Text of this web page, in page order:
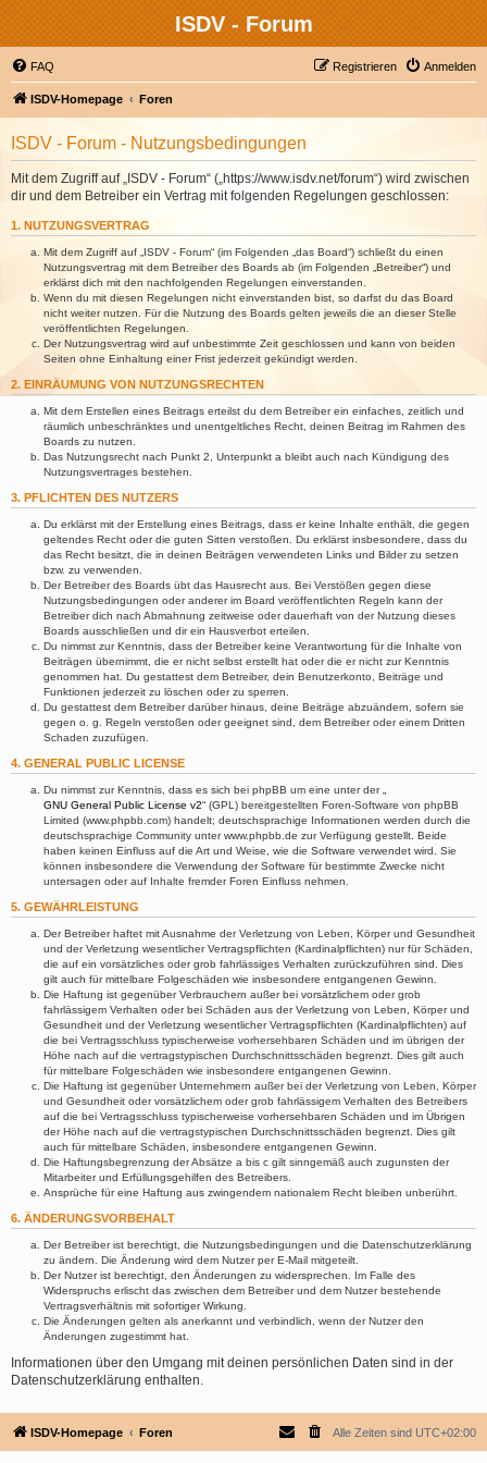
ISDV - Forum
FAQ Anmelden
Registrieren
ISDV-Homepage Foren
ISDV - Forum - Nutzungsbedingungen
Mit dem Zugriff auf „ISDV - Forum“ („https://www.isdv.net/forum“) wird zwischen
dir und dem Betreiber ein Vertrag mit folgenden Regelungen geschlossen:
1. NUTZUNGSVERTRAG
Mit dem Zugriff auf „ISDV - Forum“ (im Folgenden „das Board“) schließt du einen
Nutzungsvertrag mit dem Betreiber des Boards ab (im Folgenden „Betreiber“) und
erklärst dich mit den nachfolgenden Regelungen einverstanden.
Wenn du mit diesen Regelungen nicht einverstanden bist, so darfst du das Board
nicht weiter nutzen. Für die Nutzung des Boards gelten jeweils die an dieser Stelle
veröffentlichten Regelungen.
Der Nutzungsvertrag wird auf unbestimmte Zeit geschlossen und kann von beiden
Seiten ohne Einhaltung einer Frist jederzeit gekündigt werden.
2. EINRÄUMUNG VON NUTZUNGSRECHTEN
Mit dem Erstellen eines Beitrags erteilst du dem Betreiber ein einfaches, zeitlich und
räumlich unbeschränktes und unentgeltliches Recht, deinen Beitrag im Rahmen des
Boards zu nutzen.
Das Nutzungsrecht nach Punkt 2, Unterpunkt a bleibt auch nach Kündigung des
Nutzungsvertrages bestehen.
3. PFLICHTEN DES NUTZERS
Du erklärst mit der Erstellung eines Beitrags, dass er keine Inhalte enthält, die gegen
geltendes Recht oder die guten Sitten verstoßen. Du erklärst insbesondere, dass du
das Recht besitzt, die in deinen Beiträgen verwendeten Links und Bilder zu setzen
bzw. zu verwenden.
Der Betreiber des Boards übt das Hausrecht aus. Bei Verstößen gegen diese
Nutzungsbedingungen oder anderer im Board veröffentlichten Regeln kann der
Betreiber dich nach Abmahnung zeitweise oder dauerhaft von der Nutzung dieses
Boards ausschließen und dir ein Hausverbot erteilen.
Du nimmst zur Kenntnis, dass der Betreiber keine Verantwortung für die Inhalte von
Beiträgen übernimmt, die er nicht selbst erstellt hat oder die er nicht zur Kenntnis
genommen hat. Du gestattest dem Betreiber, dein Benutzerkonto, Beiträge und
Funktionen jederzeit zu löschen oder zu sperren.
Du gestattest dem Betreiber darüber hinaus, deine Beiträge abzuändern, sofern sie
gegen o. g. Regeln verstoßen oder geeignet sind, dem Betreiber oder einem Dritten
Schaden zuzufügen.
4. GENERAL PUBLIC LICENSE
Du nimmst zur Kenntnis, dass es sich bei phpBB um eine unter der „
GNU General Public License v2“ (GPL) bereitgestellten Foren-Software von phpBB
Limited (www.phpbb.com) handelt; deutschsprachige Informationen werden durch die
deutschsprachige Community unter www.phpbb.de zur Verfügung gestellt. Beide
haben keinen Einfluss auf die Art und Weise, wie die Software verwendet wird. Sie
können insbesondere die Verwendung der Software für bestimmte Zwecke nicht
untersagen oder auf Inhalte fremder Foren Einfluss nehmen.
5. GEWÄHRLEISTUNG
Der Betreiber haftet mit Ausnahme der Verletzung von Leben, Körper und Gesundheit
und der Verletzung wesentlicher Vertragspflichten (Kardinalpflichten) nur für Schäden,
die auf ein vorsätzliches oder grob fahrlässiges Verhalten zurückzuführen sind. Dies
gilt auch für mittelbare Folgeschäden wie insbesondere entgangenen Gewinn.
Die Haftung ist gegenüber Verbrauchern außer bei vorsätzlichem oder grob
fahrlässigem Verhalten oder bei Schäden aus der Verletzung von Leben, Körper und
Gesundheit und der Verletzung wesentlicher Vertragspflichten (Kardinalpflichten) auf
die bei Vertragsschluss typischerweise vorhersehbaren Schäden und im übrigen der
Höhe nach auf die vertragstypischen Durchschnittsschäden begrenzt. Dies gilt auch
für mittelbare Folgeschäden wie insbesondere entgangenen Gewinn.
Die Haftung ist gegenüber Unternehmern außer bei der Verletzung von Leben, Körper
und Gesundheit oder vorsätzlichem oder grob fahrlässigem Verhalten des Betreibers
auf die bei Vertragsschluss typischerweise vorhersehbaren Schäden und im Übrigen
der Höhe nach auf die vertragstypischen Durchschnittsschäden begrenzt. Dies gilt
auch für mittelbare Schäden, insbesondere entgangenen Gewinn.
Die Haftungsbegrenzung der Absätze a bis c gilt sinngemäß auch zugunsten der
Mitarbeiter und Erfüllungsgehilfen des Betreibers.
Ansprüche für eine Haftung aus zwingendem nationalem Recht bleiben unberührt.
6. ÄNDERUNGSVORBEHALT
Der Betreiber ist berechtigt, die Nutzungsbedingungen und die Datenschutzerklärung
zu ändern. Die Änderung wird dem Nutzer per E-Mail mitgeteilt.
Der Nutzer ist berechtigt, den Änderungen zu widersprechen. Im Falle des
Widerspruchs erlischt das zwischen dem Betreiber und dem Nutzer bestehende
Vertragsverhältnis mit sofortiger Wirkung.
Die Änderungen gelten als anerkannt und verbindlich, wenn der Nutzer den
Änderungen zugestimmt hat.
Informationen über den Umgang mit deinen persönlichen Daten sind in der
Datenschutzerklärung enthalten.
ISDV-Homepage Foren Alle Zeiten sind UTC+02:00